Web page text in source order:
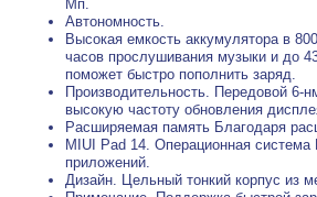
Мп.
Автономность.
Высокая емкость аккумулятора в
часов прослушивания музыки и до
поможет быстро пополнить заряд.
Производительность. Передовой 6-
высокую частоту обновления
Расширяемая память Благодаря
MIUI Pad 14. Операционная
приложений.
Дизайн. Цельный тонкий корпус из